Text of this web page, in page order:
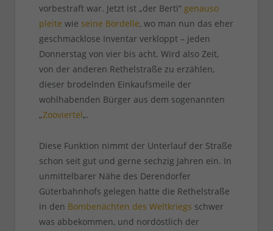
vorbestraft war. Jetzt ist „der Berti“ genauso
pleite wie seine Bordelle, wo man nun das eher
geschmacklose Inventar verkloppt – jeden
Donnerstag von vier bis acht. Wird also Zeit,
von der anderen Rethelstraße zu erzählen,
dieser brodelnden Einkaufsmeile der
wohlhabenden Bürger aus dem sogenannten
„Zooviertel„.
Diese Funktion nimmt der Unterlauf der Straße
schon seit gut und gerne sechzig Jahren ein. In
unmittelbarer Nähe des Derendorfer
Güterbahnhofs gelegen hatte die Rethelstraße
in den Bombenächten des Weltkriegs schwer
was abbekommen, und nordöstlich der